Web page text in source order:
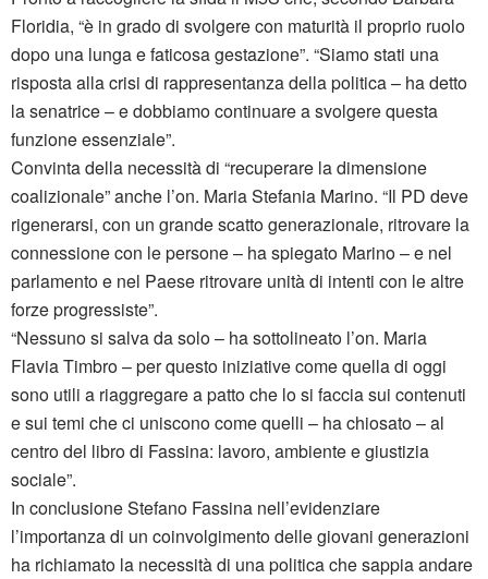
Floridia, “è in grado di svolgere con maturità il proprio ruolo
dopo una lunga e faticosa gestazione”. “Siamo stati una
risposta alla crisi di rappresentanza della politica – ha detto
la senatrice – e dobbiamo continuare a svolgere questa
funzione essenziale”.
Convinta della necessità di “recuperare la dimensione
coalizionale” anche l’on. Maria Stefania Marino. “Il PD deve
rigenerarsi, con un grande scatto generazionale, ritrovare la
connessione con le persone – ha spiegato Marino – e nel
parlamento e nel Paese ritrovare unità di intenti con le altre
forze progressiste”.
“Nessuno si salva da solo – ha sottolineato l’on. Maria
Flavia Timbro – per questo iniziative come quella di oggi
sono utili a riaggregare a patto che lo si faccia sui contenuti
e sui temi che ci uniscono come quelli – ha chiosato – al
centro del libro di Fassina: lavoro, ambiente e giustizia
sociale”.
In conclusione Stefano Fassina nell’evidenziare
l’importanza di un coinvolgimento delle giovani generazioni
ha richiamato la necessità di una politica che sappia andare